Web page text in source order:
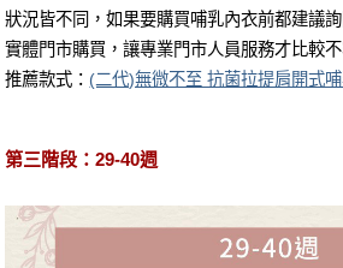
狀況皆不同，如果要購買哺乳內衣前都建議
實體門市購買，讓專業門市人員服務才比較
推薦款式： (二代)無微不至 抗菌拉提肩開式
第三階段：29-40週